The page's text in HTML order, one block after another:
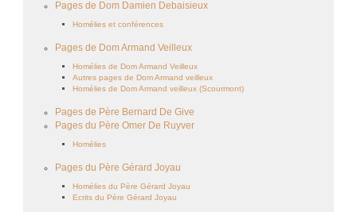
Pages de Dom Damien Debaisieux
Homélies et conférences
Pages de Dom Armand Veilleux
Homélies de Dom Armand Veilleux
Autres pages de Dom Armand veilleux
Homélies de Dom Armand veilleux (Scourmont)
Pages de Père Bernard De Give
Pages du Père Omer De Ruyver
Homélies
Pages du Père Gérard Joyau
Homélies du Père Gérard Joyau
Ecrits du Père Gérard Joyau